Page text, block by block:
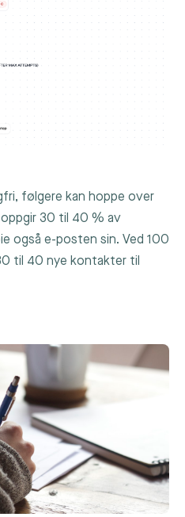
følgere kan hoppe over
30 til 40 % av
også e-posten sin. Ved 100
til 40 nye kontakter til